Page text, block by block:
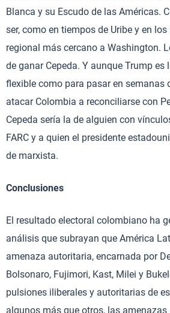
Blanca y su Escudo de las Américas.
ser, como en tiempos de Uribe y en
regional más cercano a Washington.
de ganar Cepeda. Y aunque Trump es
flexible como para pasar en semanas
atacar Colombia a reconciliarse con
Cepeda sería la de alguien con
FARC y a quien el presidente
de marxista.
Conclusiones
El resultado electoral colombiano ha
análisis que subrayan que América
amenaza autoritaria, encarnada por
Bolsonaro, Fujimori, Kast, Milei y
pulsiones iliberales y autoritarias de
algunos más que otros, las